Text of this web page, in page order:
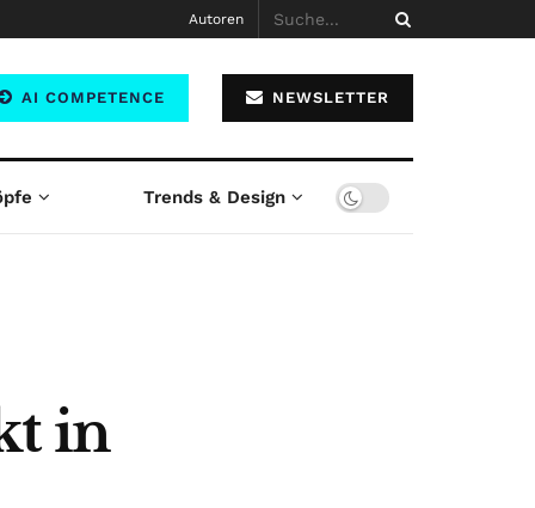
Autoren
AI COMPETENCE NEWSLETTER
Trends & Design
in